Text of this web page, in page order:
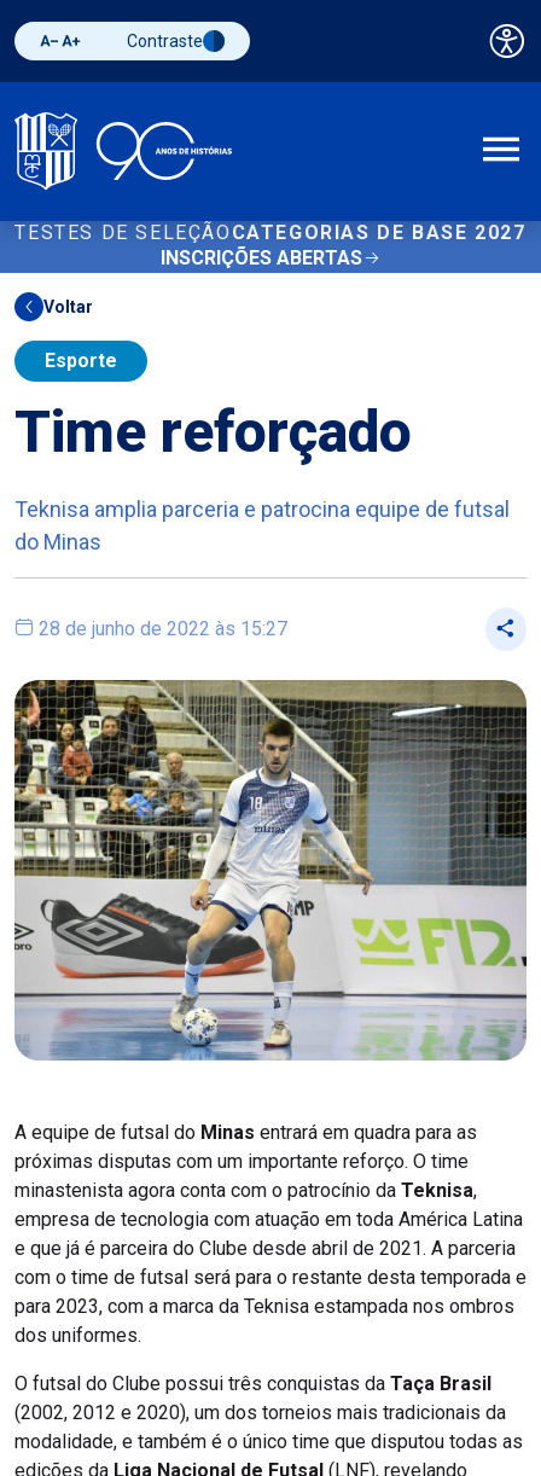
Diminuir fonte
Aumentar fonteAlternar contraste
Contraste
TESTES DE SELEÇÃO CATEGORIAS DE BASE 2027
INSCRIÇÕES ABERTAS
Voltar
Esporte
Time reforçado
Teknisa amplia parceria e patrocina equipe de futsal
do Minas
28 de junho de 2022 às 15:27
A equipe de futsal do Minas entrará em quadra para as
próximas disputas com um importante reforço. O time
minastenista agora conta com o patrocínio da Teknisa,
empresa de tecnologia com atuação em toda América Latina
e que já é parceira do Clube desde abril de 2021. A parceria
com o time de futsal será para o restante desta temporada e
para 2023, com a marca da Teknisa estampada nos ombros
dos uniformes.
O futsal do Clube possui três conquistas da Taça Brasil
(2002, 2012 e 2020), um dos torneios mais tradicionais da
modalidade, e também é o único time que disputou todas as
edições da Liga Nacional de Futsal (LNF), revelando